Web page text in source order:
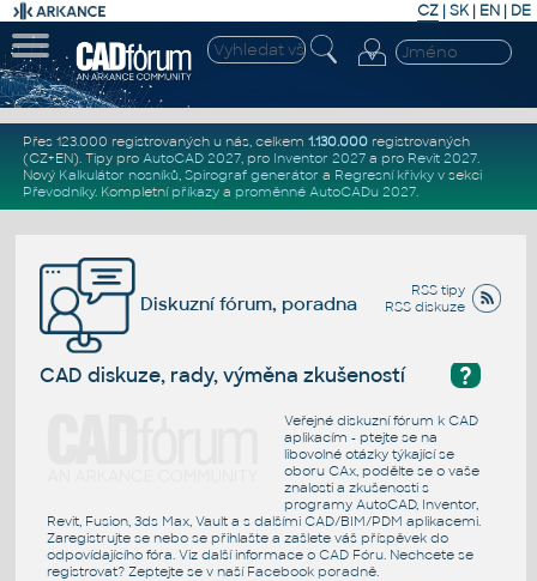
CZ | SK| EN | DE
Přes 123.000 registrovaných u nás, celkem 1.130.000registrovaných
(CZ+EN). Tipy pro AutoCAD 2027, pro Inventor 2027a pro Revit 2027.
Nový Kalkulátor nosníků, Spirograf generátor a Regresní křivkyv sekci
Převodníky. Kompletní příkazya proměnné AutoCADu 2027.
RSS tipy
RSS diskuze
Diskuzní fórum, poradna
?
CAD diskuze, rady, výměna zkušeností
Veřejné diskuzní fórum k CAD
aplikacím - ptejte se na
libovolné otázky týkající se
oboru CAx, podělte se o vaše
znalosti a zkušenosti s
programy AutoCAD, Inventor,
Revit, Fusion, 3ds Max, Vault a s dalšími CAD/BIM/PDM aplikacemi.
Zaregistrujte se nebo se přihlašte a zašlete váš příspěvek do
odpovídajícího fóra. Viz další informace o CAD Fóru. Nechcete se
registrovat? Zeptejte se v naší Facebook poradně.